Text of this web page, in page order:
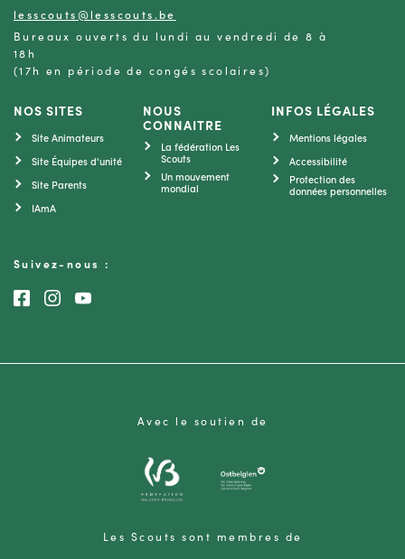
lesscouts@lesscouts.be
Bureaux ouverts du lundi au vendredi de 8 à
18h
(17h en période de congés scolaires)
NOS SITES
Site Animateurs
Site Équipes d'unité
Site Parents
IAmA
NOUS
CONNAITRE
La fédération Les
Scouts
Un mouvement
mondial
INFOS LÉGALES
Mentions légales
Accessibilité
Protection des
données personnelles
Suivez-nous :
Consultez notre page Facebook
Consultez notre page Instagram
Consultez notre chaîne Youtube
Avec le soutien de
Les Scouts sont membres de